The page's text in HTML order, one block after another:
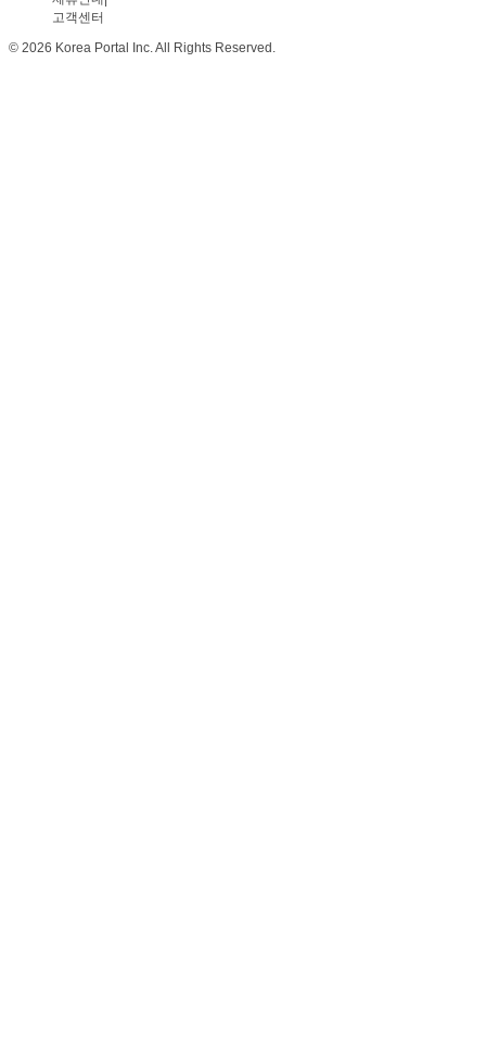
고객센터
© 2026 Korea Portal Inc. All Rights Reserved.